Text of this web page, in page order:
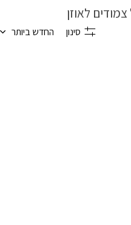
צמודים לאוזן
סינון החדש ביותר